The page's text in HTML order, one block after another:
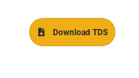
Download TDS